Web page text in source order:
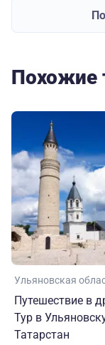
Похожие
Ульяновская
Путешествие в
Тур в
Татарстан